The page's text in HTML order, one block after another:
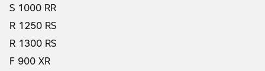
S 1000 RR
R 1250 RS
R 1300 RS
F 900 XR